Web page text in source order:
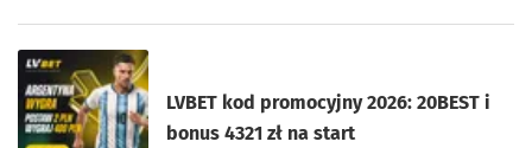
LVBET kod promocyjny 2026: 20BEST i
bonus 4321 zł na start